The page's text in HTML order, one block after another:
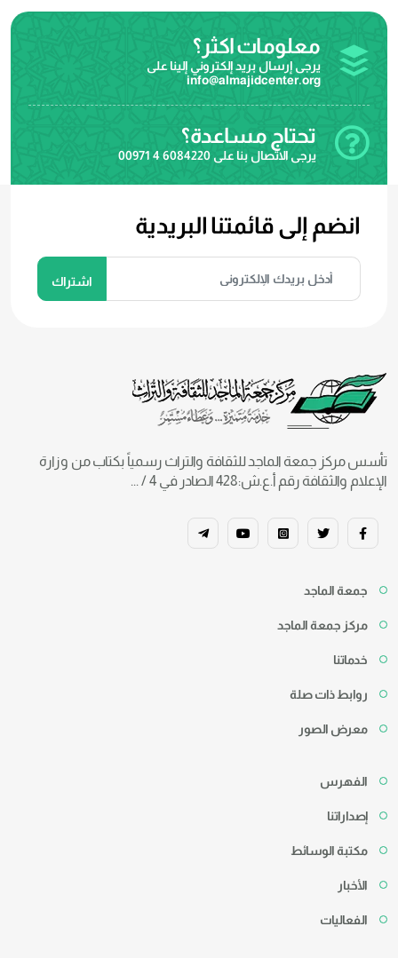
معلومات اكثر؟
يرجى إرسال بريد إلكتروني إلينا على
info@almajidcenter.org
تحتاج مساعدة؟
يرجى الاتصال بنا على 00971 4 6084220
انضم إلى قائمتنا البريدية
تأسس مركز جمعة الماجد للثقافة والتراث رسمياً بكتاب من وزارة
الإعلام والثقافة رقم أ.ع.ش:428 الصادر في 4 / ...
جمعة الماجد
مركز جمعة الماجد
خدماتنا
روابط ذات صلة
معرض الصور
الفهرس
إصداراتنا
مكتبة الوسائط
الأخبار
الفعاليات